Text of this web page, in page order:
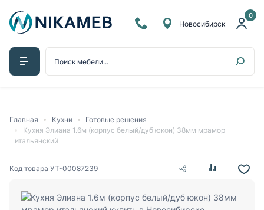
0
Новосибирск
Главная Кухни
Готовые решения
Кухня Элиана 1.6м (корпус белый/дуб юкон) 38мм мрамор
итальянский
Код товара УТ-00087239